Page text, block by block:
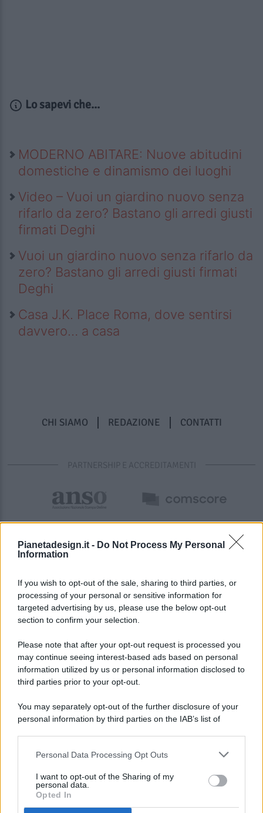
Pianetadesign.it - Do Not Process My Personal
Information
If you wish to opt-out of the sale, sharing to third parties, or
processing of your personal or sensitive information for
targeted advertising by us, please use the below opt-out
section to confirm your selection.
Please note that after your opt-out request is processed you
may continue seeing interest-based ads based on personal
information utilized by us or personal information disclosed to
third parties prior to your opt-out.
You may separately opt-out of the further disclosure of your
personal information by third parties on the IAB’s list of
This information may also be disclosed by us to third parties
disclose it to other third parties.
Personal Data Processing Opt Outs
I want to opt-out of the Sharing of my
personal data.
Opted In
Lo sapevi che...
MODERNO ABITARE: Nuove abitudini
domestiche e dinamismo dei luoghi
Video – Vuoi un giardino nuovo senza
rifarlo da zero? Bastano gli arredi giusti
firmati Deghi
Vuoi un giardino nuovo senza rifarlo da
zero? Bastano gli arredi giusti firmati
Deghi
Casa J.K. Place Roma, dove sentirsi
davvero… a casa
CHI SIAMO REDAZIONE CONTATTI
PARTNERSHIP E ACCREDITAMENTI
© 2026 - Pianeta Design - P.IVA 04827280654 - Testata
Registrata Al Tribunale Di Nocera Inferiore N. 8/2020 - RG N.
ISCRIZIONE AL ROC N. 35792 – ISCRITTA ALL’ANSO
(ASSOCIAZIONE NAZIONALE STAMPA ONLINE)
PREFERENZE PRIVACY